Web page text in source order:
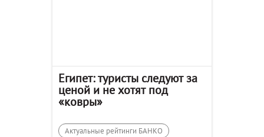
Египет: туристы следуют за
ценой и не хотят под
«ковры»
Актуальные рейтинги БАНКО